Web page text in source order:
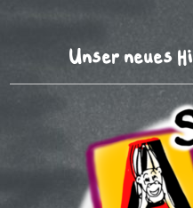
Unser neues